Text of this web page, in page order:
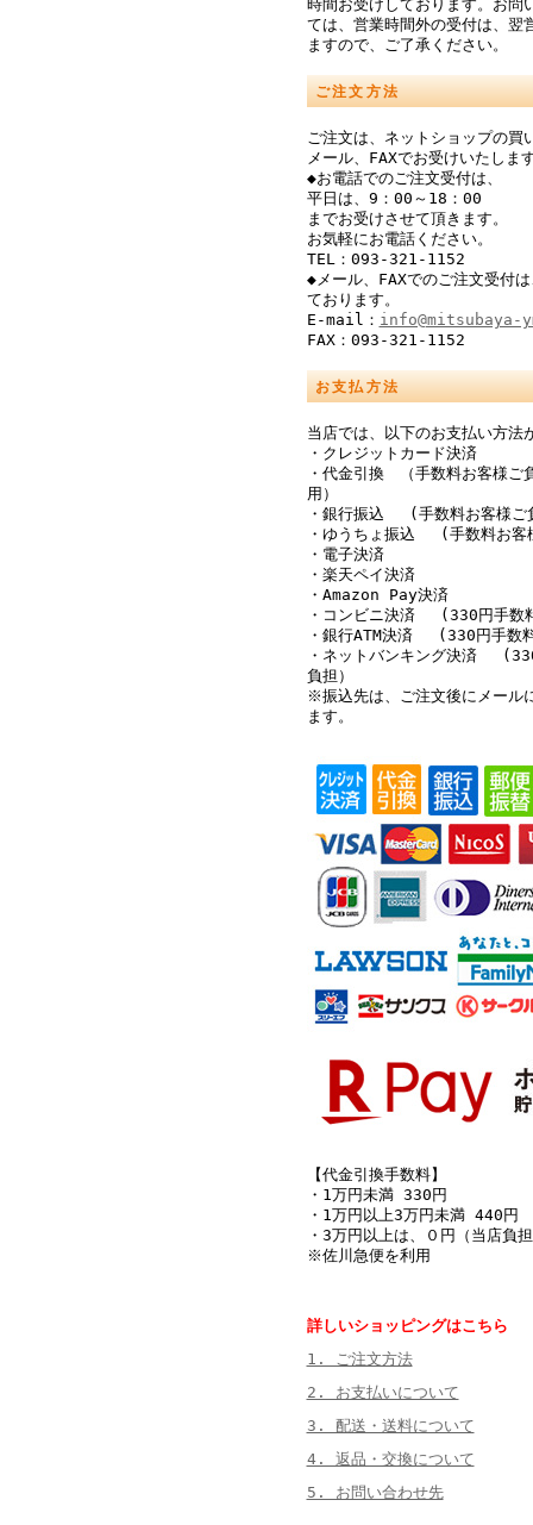
時間お受けしております。お問
ては、営業時間外の受付は、翌
ますので、ご了承ください。
ご注文方法
ご注文は、ネットショップの買
メール、FAXでお受けいたしま
◆お電話でのご注文受付は、
平日は、9：00～18：00
までお受けさせて頂きます。
お気軽にお電話ください。
TEL：093-321-1152
◆メール、FAXでのご注文受付
ております。
E-mail： info@mitsubaya-
FAX：093-321-1152
お支払方法
当店では、以下のお支払い方法
・クレジットカード決済
・代金引換 （手数料お客様ご
用）
・銀行振込 (手数料お客様ご
・ゆうちょ振込 (手数料お客
・電子決済
・楽天ペイ決済
・Amazon Pay決済
・コンビニ決済 (330円手数
・銀行ATM決済 (330円手数
・ネットバンキング決済
負担）
※振込先は、ご注文後にメール
ます。
【代金引換手数料】
・1万円未満 330円
・1万円以上3万円未満 440円
・3万円以上は、０円（当店負
※佐川急便を利用
詳しいショッピングはこちら
1. ご注文方法
2. お支払いについて
3. 配送・送料について
4. 返品・交換について
5. お問い合わせ先